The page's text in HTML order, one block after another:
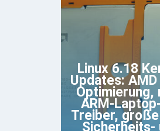
Linux 6.18
Updates: AMD
Optimierung,
ARM-
Treiber, große
Sicherheits-